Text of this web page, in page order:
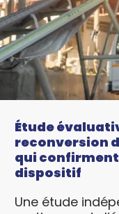
Étude
reconversion
qui
dispositif
Une étude